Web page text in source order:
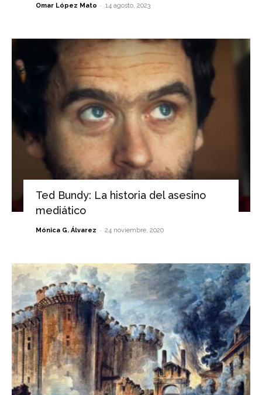
Omar López Mato - 14 agosto, 2023
Ted Bundy: La historia del asesino
mediático
Mónica G. Álvarez - 24 noviembre, 2020